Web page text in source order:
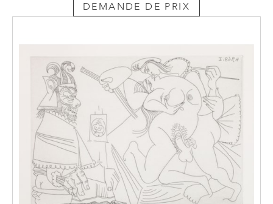
DEMANDE DE PRIX